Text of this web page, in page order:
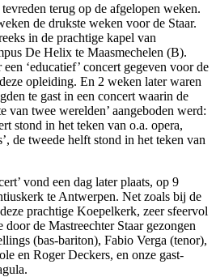
terug op de afgelopen weken.
de drukste weken voor de Staar.
in de prachtige kapel van
De Helix te Maasmechelen (B).
‘educatief’ concert gegeven voor de
opleiding. En 2 weken later waren
te gast in een concert waarin de
van twee werelden’ aangeboden werd:
stond in het teken van o.a. opera,
de tweede helft stond in het teken van
vond een dag later plaats, op 9
te Antwerpen. Net zoals bij de
prachtige Koepelkerk, zeer sfeervol
de Mastreechter Staar gezongen
(bas-bariton), Fabio Verga (tenor),
en Roger Deckers, en onze gast-